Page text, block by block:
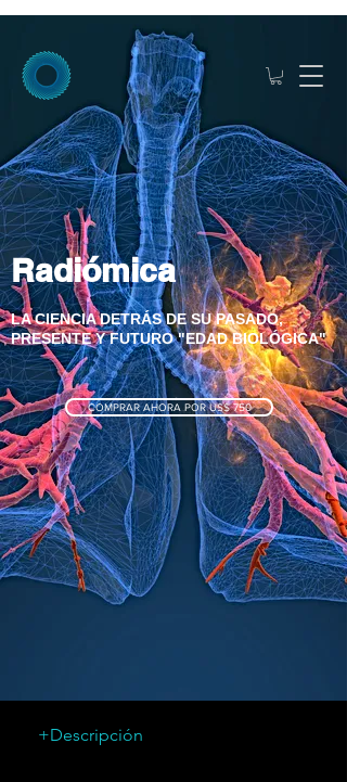
Radiómica
LA CIENCIA DETRÁS DE SU PASADO,
PRESENTE Y FUTURO "EDAD BIOLÓGICA"
COMPRAR AHORA POR US$ 750
+Descripción